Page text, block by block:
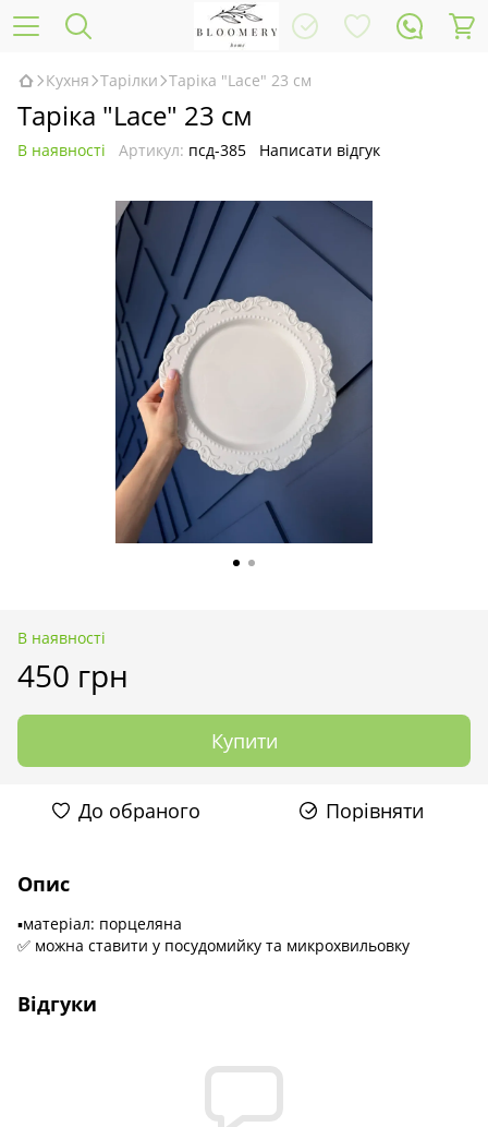
Кухня Тарілки Таріка "Lace" 23 см
Таріка "Lace" 23 см
В наявності Артикул: псд-385 Написати відгук
В наявності
450 грн
Купити
До обраного Порівняти
Опис
▪️матеріал: порцеляна
✅ можна ставити у посудомийку та микрохвильовку
Відгуки